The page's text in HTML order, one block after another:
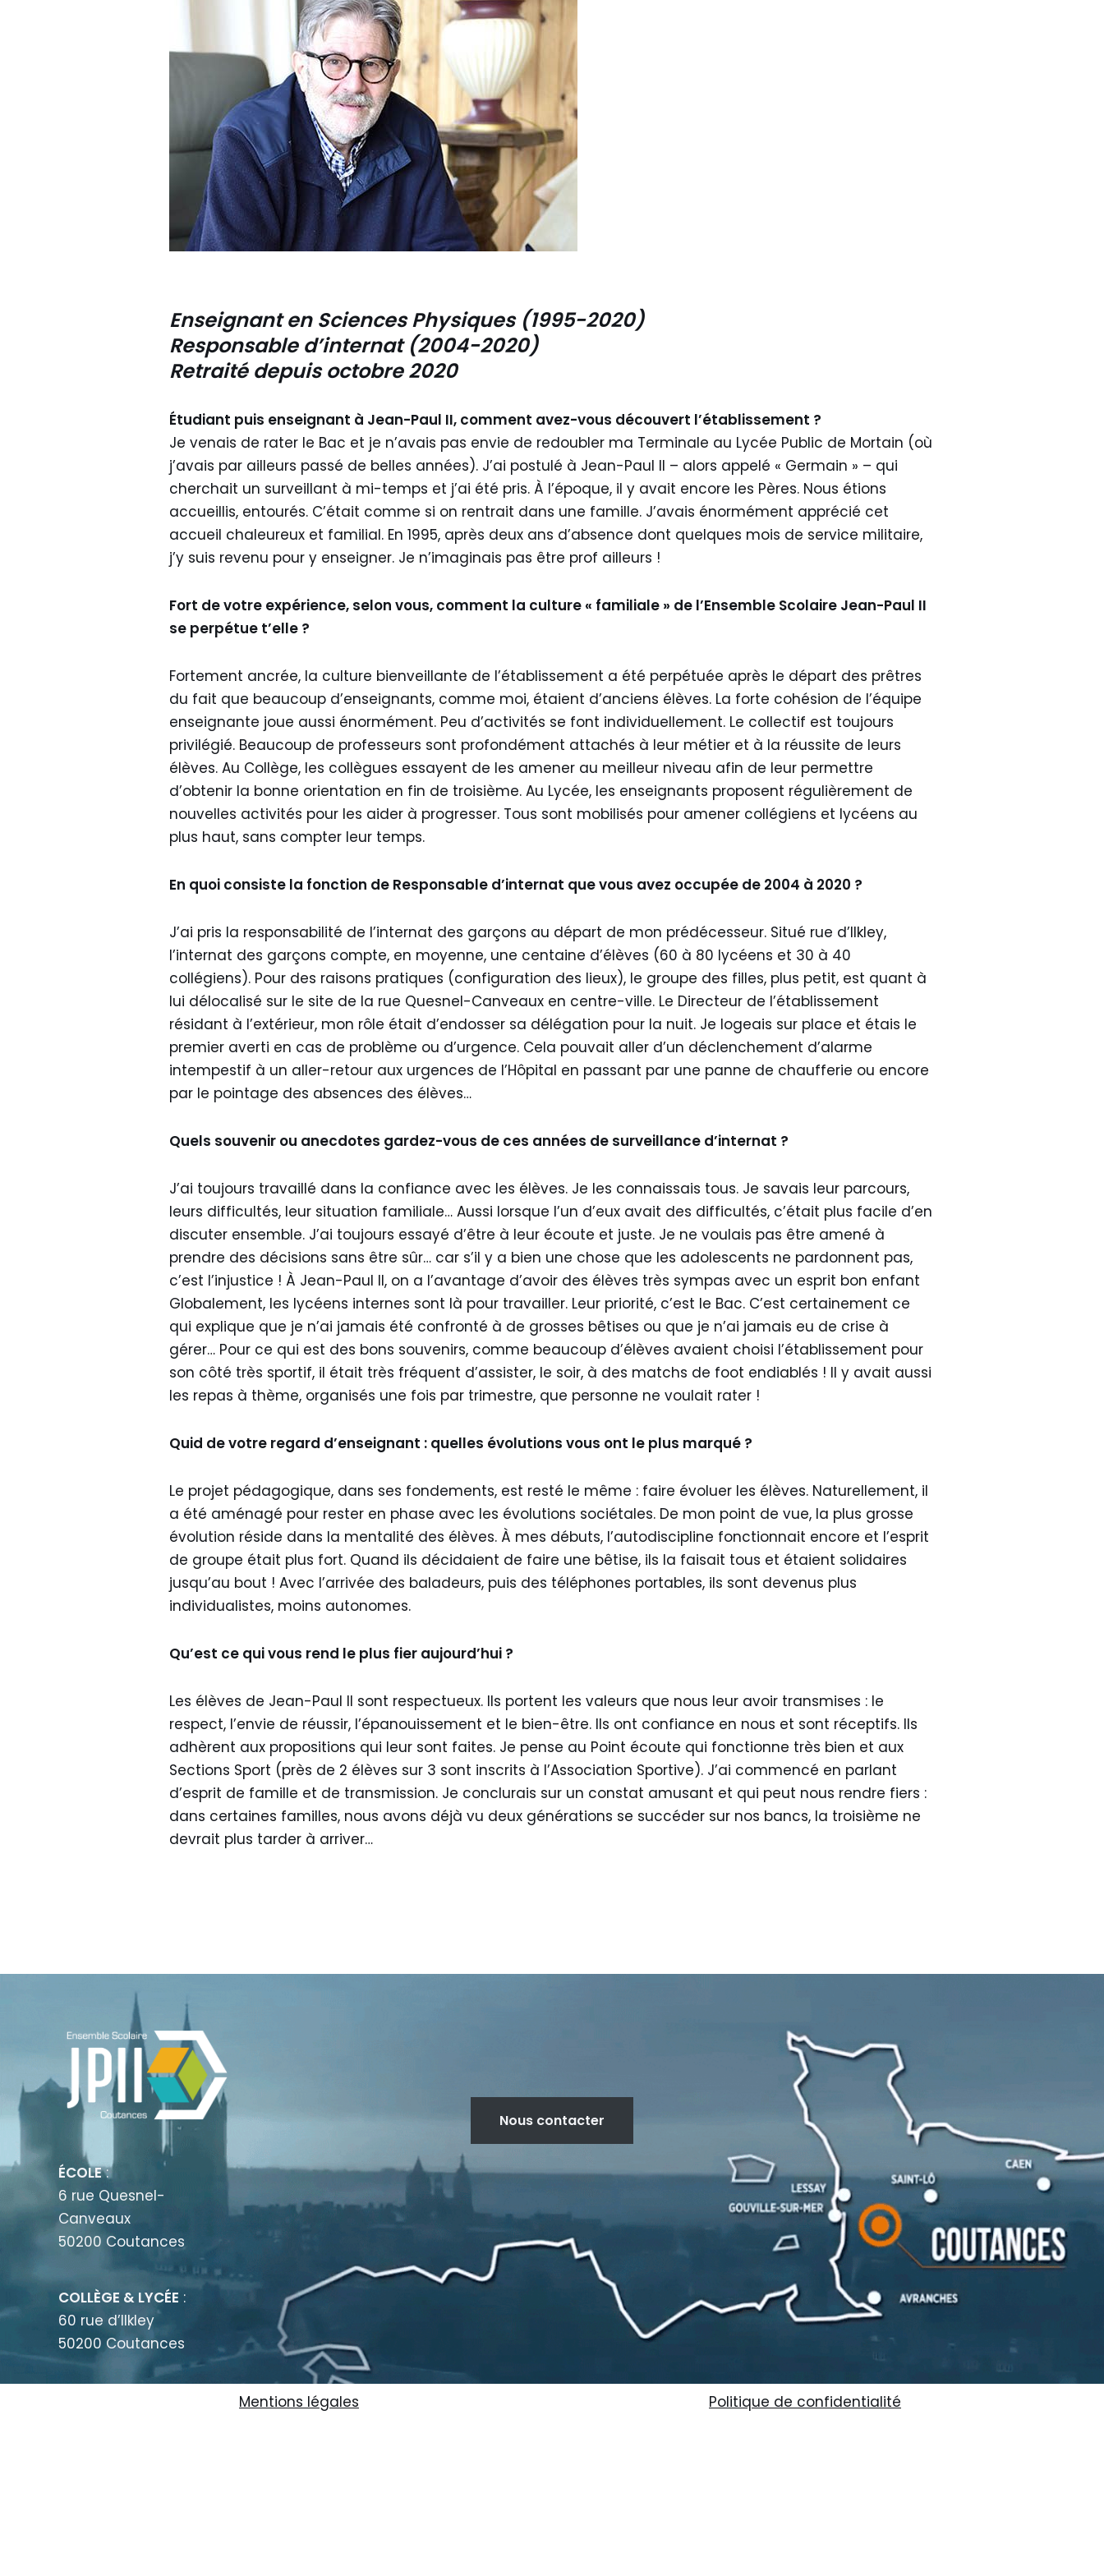
Enseignant en Sciences Physiques (1995-2020)
Responsable d’internat (2004-2020)
Retraité depuis octobre 2020
Étudiant puis enseignant à Jean-Paul II, comment avez-vous découvert l’établissement ?
Je venais de rater le Bac et je n’avais pas envie de redoubler ma Terminale au Lycée Public de Mortain (où
j’avais par ailleurs passé de belles années). J’ai postulé à Jean-Paul II – alors appelé « Germain » – qui
cherchait un surveillant à mi-temps et j’ai été pris. À l’époque, il y avait encore les Pères. Nous étions
accueillis, entourés. C’était comme si on rentrait dans une famille. J’avais énormément apprécié cet
accueil chaleureux et familial. En 1995, après deux ans d’absence dont quelques mois de service militaire,
j’y suis revenu pour y enseigner. Je n’imaginais pas être prof ailleurs !
Fort de votre expérience, selon vous, comment la culture « familiale » de l’Ensemble Scolaire Jean-Paul II
se perpétue t’elle ?
Fortement ancrée, la culture bienveillante de l’établissement a été perpétuée après le départ des prêtres
du fait que beaucoup d’enseignants, comme moi, étaient d’anciens élèves. La forte cohésion de l’équipe
enseignante joue aussi énormément. Peu d’activités se font individuellement. Le collectif est toujours
privilégié. Beaucoup de professeurs sont profondément attachés à leur métier et à la réussite de leurs
élèves. Au Collège, les collègues essayent de les amener au meilleur niveau afin de leur permettre
d’obtenir la bonne orientation en fin de troisième. Au Lycée, les enseignants proposent régulièrement de
nouvelles activités pour les aider à progresser. Tous sont mobilisés pour amener collégiens et lycéens au
plus haut, sans compter leur temps.
En quoi consiste la fonction de Responsable d’internat que vous avez occupée de 2004 à 2020 ?
J’ai pris la responsabilité de l’internat des garçons au départ de mon prédécesseur. Situé rue d’Ilkley,
l’internat des garçons compte, en moyenne, une centaine d’élèves (60 à 80 lycéens et 30 à 40
collégiens). Pour des raisons pratiques (configuration des lieux), le groupe des filles, plus petit, est quant à
lui délocalisé sur le site de la rue Quesnel-Canveaux en centre-ville. Le Directeur de l’établissement
résidant à l’extérieur, mon rôle était d’endosser sa délégation pour la nuit. Je logeais sur place et étais le
premier averti en cas de problème ou d’urgence. Cela pouvait aller d’un déclenchement d’alarme
intempestif à un aller-retour aux urgences de l’Hôpital en passant par une panne de chaufferie ou encore
par le pointage des absences des élèves…
Quels souvenir ou anecdotes gardez-vous de ces années de surveillance d’internat ?
J’ai toujours travaillé dans la confiance avec les élèves. Je les connaissais tous. Je savais leur parcours,
leurs difficultés, leur situation familiale… Aussi lorsque l’un d’eux avait des difficultés, c’était plus facile d’en
discuter ensemble. J’ai toujours essayé d’être à leur écoute et juste. Je ne voulais pas être amené à
prendre des décisions sans être sûr… car s’il y a bien une chose que les adolescents ne pardonnent pas,
c’est l’injustice ! À Jean-Paul II, on a l’avantage d’avoir des élèves très sympas avec un esprit bon enfant
Globalement, les lycéens internes sont là pour travailler. Leur priorité, c’est le Bac. C’est certainement ce
qui explique que je n’ai jamais été confronté à de grosses bêtises ou que je n’ai jamais eu de crise à
gérer… Pour ce qui est des bons souvenirs, comme beaucoup d’élèves avaient choisi l’établissement pour
son côté très sportif, il était très fréquent d’assister, le soir, à des matchs de foot endiablés ! Il y avait aussi
les repas à thème, organisés une fois par trimestre, que personne ne voulait rater !
Quid de votre regard d’enseignant : quelles évolutions vous ont le plus marqué ?
Le projet pédagogique, dans ses fondements, est resté le même : faire évoluer les élèves. Naturellement, il
a été aménagé pour rester en phase avec les évolutions sociétales. De mon point de vue, la plus grosse
évolution réside dans la mentalité des élèves. À mes débuts, l’autodiscipline fonctionnait encore et l’esprit
de groupe était plus fort. Quand ils décidaient de faire une bêtise, ils la faisait tous et étaient solidaires
jusqu’au bout ! Avec l’arrivée des baladeurs, puis des téléphones portables, ils sont devenus plus
individualistes, moins autonomes.
Qu’est ce qui vous rend le plus fier aujourd’hui ?
Les élèves de Jean-Paul II sont respectueux. Ils portent les valeurs que nous leur avoir transmises : le
respect, l’envie de réussir, l’épanouissement et le bien-être. Ils ont confiance en nous et sont réceptifs. Ils
adhèrent aux propositions qui leur sont faites. Je pense au Point écoute qui fonctionne très bien et aux
Sections Sport (près de 2 élèves sur 3 sont inscrits à l’Association Sportive). J’ai commencé en parlant
d’esprit de famille et de transmission. Je conclurais sur un constat amusant et qui peut nous rendre fiers :
dans certaines familles, nous avons déjà vu deux générations se succéder sur nos bancs, la troisième ne
devrait plus tarder à arriver…
ÉCOLE:
6 rue Quesnel-
Canveaux
50200 Coutances
COLLÈGE & LYCÉE :
60 rue d’Ilkley
50200 Coutances
Nous contacter
Mentions légales Politique de confidentialité